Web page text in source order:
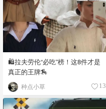
🛍️拉夫劳伦“必吃”榜！这8件才是
真正的王牌🏇
种点小草 13